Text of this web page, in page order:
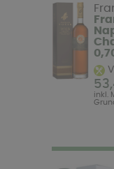
inkl.